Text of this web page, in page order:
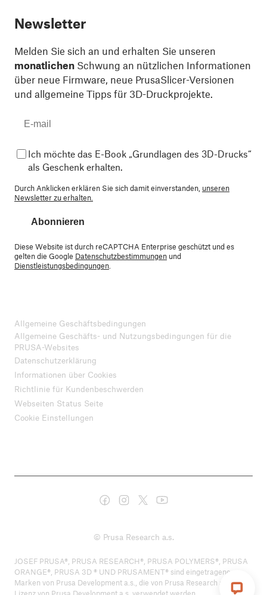
Newsletter
Melden Sie sich an und erhalten Sie unseren
monatlichen Schwung an nützlichen Informationen
über neue Firmware, neue PrusaSlicer-Versionen
und allgemeine Tipps für 3D-Druckprojekte.
Ich möchte das E-Book „Grundlagen des 3D-Drucks“
als Geschenk erhalten.
Durch Anklicken erklären Sie sich damit einverstanden, unseren
Newsletter zu erhalten.
Abonnieren
Diese Website ist durch reCAPTCHA Enterprise geschützt und es
gelten die Google Datenschutzbestimmungen und
Dienstleistungsbedingungen.
Allgemeine Geschäftsbedingungen
Allgemeine Geschäfts- und Nutzungsbedingungen für die
PRUSA-Websites
Datenschutzerklärung
Informationen über Cookies
Richtlinie für Kundenbeschwerden
Webseiten Status Seite
Cookie Einstellungen
© Prusa Research a.s.
JOSEF PRUSA®, PRUSA RESEARCH®, PRUSA POLYMERS®, PRUSA
ORANGE®, PRUSA 3D ® UND PRUSAMENT® sind eingetragene
Marken von Prusa Development a.s., die von Prusa Research a.s. unter